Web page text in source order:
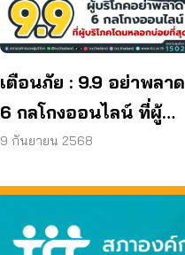
เตือนภัย : 9.9 อย่าพลาด
6 กลโกงออนไลน์ ที่ผู้
บริโภคโดนหลอกบ่อย
9 กันยายน 2568